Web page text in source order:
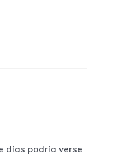
días podría verse